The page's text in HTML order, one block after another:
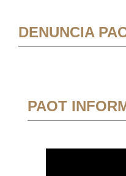
DENUNCIA
PAOT